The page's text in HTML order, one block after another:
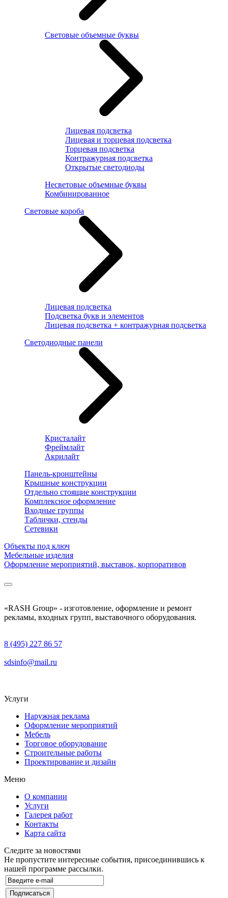
Световые объемные буквы
Лицевая подсветка
Лицевая и торцевая подсветка
Торцевая подсветка
Контражурная подсветка
Открытые светодиоды
Несветовые объемные буквы
Комбинированное
Световые короба
Лицевая подсветка
Подсветка букв и элементов
Лицевая подсветка + контражурная подсветка
Светодиодные панели
Кристалайт
Фреймлайт
Акрилайт
Панель-кронштейны
Крышные конструкции
Отдельно стоящие конструкции
Комплексное оформление
Входные группы
Таблички, стенды
Сетевики
Объекты под ключ
Мебельные изделия
Оформление мероприятий, выставок, корпоративов
«RASH Group» - изготовление, оформление и ремонт
рекламы, входных групп, выставочного оборудования.
8 (495) 227 86 57
sdsinfo@mail.ru
Услуги
Наружная реклама
Оформление мероприятий
Мебель
Торговое оборудование
Строительные работы
Проектирование и дизайн
Меню
О компании
Услуги
Галерея работ
Контакты
Карта сайта
Следите за новостями
Не пропустите интересные события, присоединившись к
нашей программе рассылки.